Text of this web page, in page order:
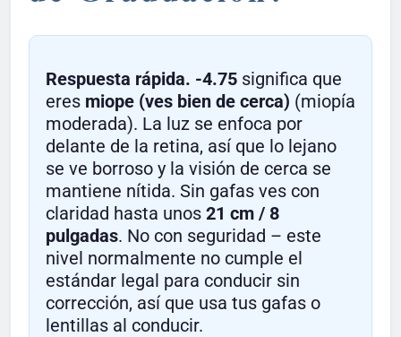
Respuesta rápida. -4.75 significa que
eres miope (ves bien de cerca) (miopía
moderada). La luz se enfoca por
delante de la retina, así que lo lejano
se ve borroso y la visión de cerca se
mantiene nítida. Sin gafas ves con
claridad hasta unos 21 cm / 8
pulgadas. No con seguridad – este
nivel normalmente no cumple el
estándar legal para conducir sin
corrección, así que usa tus gafas o
lentillas al conducir.